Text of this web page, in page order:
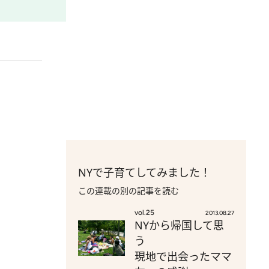
NYで子育てしてみました！
この連載の別の記事を読む
vol.25 2013.08.27
NYから帰国して思
う
現地で出会ったママ